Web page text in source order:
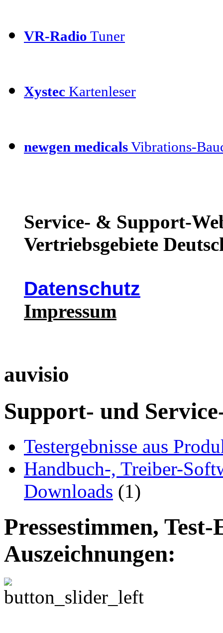
VR-Radio Tuner
Xystec Kartenleser
newgen medicalsVibrations-
Service- & Support-
Vertriebsgebiete
Datenschutz
Impressum
auvisio
Support- und
Testergebnisse aus
Handbuch-, Treiber-
Downloads (1)
Pressestimmen,
Auszeichnungen: